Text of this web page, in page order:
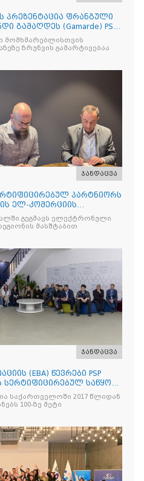
პრეზენტაცია ფრანგული
გამაღდეს (Gamarde) PSP-
მომხმარებლისთვის
ზრუნვის გამარტივებაა
ჯანდაცვა
სერტიფიცირებულ პარტნიორს
ელ-კომერციის
გეგმავს ელექტრონული
მასშტაბით
ჯანდაცვა
(EBA) წევრები PSP
სერტიფიცირებულ საწყობს
საქართველოში 2017 წლიდან
და აერთიანებს 100-ზე მეტი